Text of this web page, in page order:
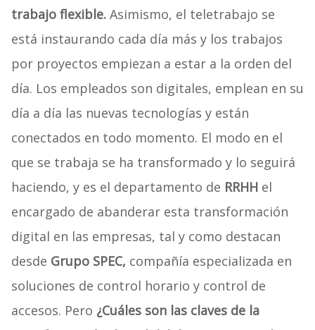
trabajo flexible.Asimismo, el teletrabajo se
está instaurando cada día más y los trabajos
por proyectos empiezan a estar a la orden del
día. Los empleados son digitales, emplean en su
día a día las nuevas tecnologías y están
conectados en todo momento. El modo en el
que se trabaja se ha transformado y lo seguirá
haciendo, y es el departamento de RRHH el
encargado de abanderar esta transformación
digital en las empresas, tal y como destacan
desde Grupo SPEC, compañía especializada en
soluciones de control horario y control de
accesos. Pero ¿Cuáles son las claves de la